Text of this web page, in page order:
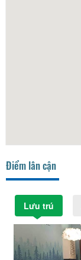
Điểm lân cận
Lưu trú